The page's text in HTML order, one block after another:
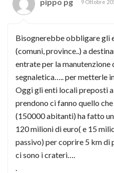
9 Ottobre
Bisognerebbe obbligare gli
(comuni, province..) a
entrate per la manutenzione
segnaletica….. per metterle
Oggi gli enti locali preposti
prendono ci fanno quello
(150000 abitanti) ha fatto
120 milioni di euro( e 15
passivo) per coprire 5 km di
ci sono i crateri….
.